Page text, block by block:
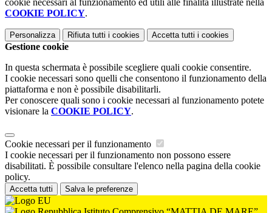
cookie necessari al funzionamento ed utili alle finalità illustrate nella
COOKIE POLICY.
Personalizza Rifiuta tutti i cookies Accetta tutti i cookies
Gestione cookie
In questa schermata è possibile scegliere quali cookie consentire.
I cookie necessari sono quelli che consentono il funzionamento della
piattaforma e non è possibile disabilitarli.
Per conoscere quali sono i cookie necessari al funzionamento potete
visionare la COOKIE POLICY.
Cookie necessari per il funzionamento
I cookie necessari per il funzionamento non possono essere
disabilitati. È possibile consultare l'elenco nella pagina della cookie
policy.
Accetta tutti Salva le preferenze